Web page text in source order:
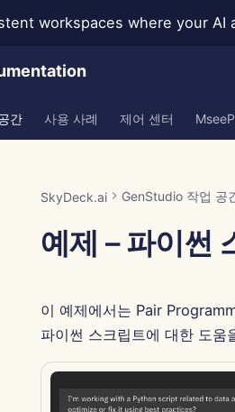
workspaces where your
간 사용 사례 제어 센터
SkyDeck.ai GenStudio 작업 공
예제 – 파이썬
이 예제에서는 Pair
파이썬 스크립트에 대한 도움